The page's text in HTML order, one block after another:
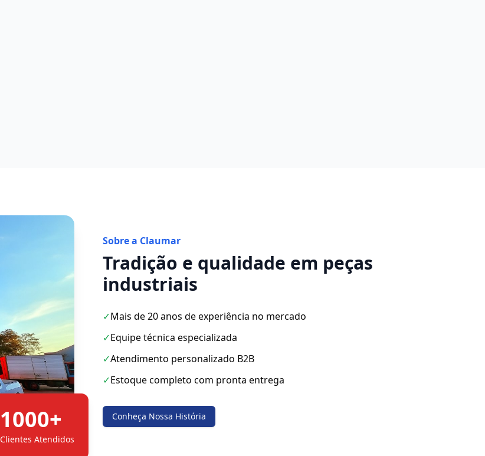
1000+
Clientes Atendidos
Sobre a Claumar
Tradição e qualidade em peças
industriais
✓Mais de 20 anos de experiência no mercado
✓Equipe técnica especializada
✓Atendimento personalizado B2B
✓Estoque completo com pronta entrega
Conheça Nossa História